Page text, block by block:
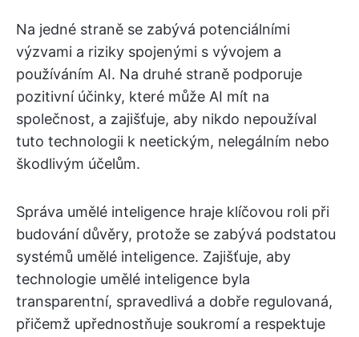
Na jedné straně se zabývá potenciálními
výzvami a riziky spojenými s vývojem a
používáním AI. Na druhé straně podporuje
pozitivní účinky, které může AI mít na
společnost, a zajišťuje, aby nikdo nepoužíval
tuto technologii k neetickým, nelegálním nebo
škodlivým účelům.
Správa umělé inteligence hraje klíčovou roli při
budování důvěry, protože se zabývá podstatou
systémů umělé inteligence. Zajišťuje, aby
technologie umělé inteligence byla
transparentní, spravedlivá a dobře regulovaná,
přičemž upřednostňuje soukromí a respektuje